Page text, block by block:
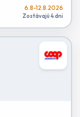
6.8-12.8.2026
Zostávajú 4 dni